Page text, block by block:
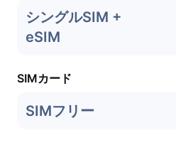
シングルSIM +
eSIM
SIMカード
SIMフリー